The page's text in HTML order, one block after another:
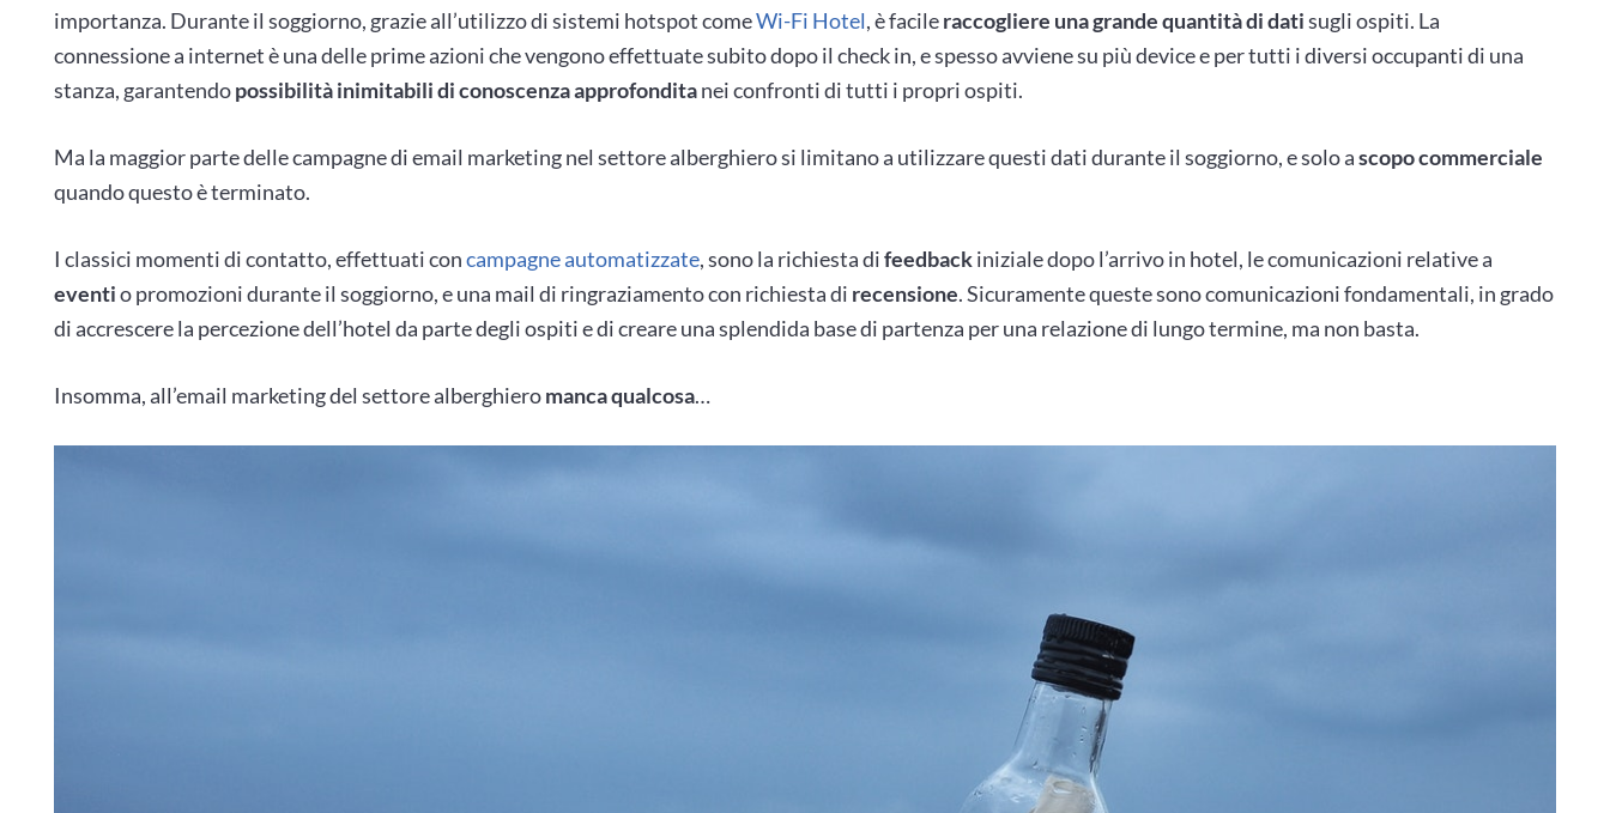
importanza. Durante il soggiorno, grazie all’utilizzo di sistemi hotspot comeWi-Fi Hotel, è facileraccogliere una grande quantità di datisugli ospiti. La
connessione a internet è una delle prime azioni che vengono effettuate subito dopo il check in, e spesso avviene su più device e per tutti i diversi occupanti di una
stanza, garantendopossibilità inimitabili di conoscenza approfonditanei confronti di tutti i propri ospiti.
Ma la maggior parte delle campagne di email marketing nel settore alberghiero si limitano a utilizzare questi dati durante il soggiorno, e solo ascopo commerciale
quando questo è terminato.
I classici momenti di contatto, effettuati concampagne automatizzate, sono la richiesta difeedbackiniziale dopo l’arrivo in hotel, le comunicazioni relative a
eventio promozioni durante il soggiorno, e una mail di ringraziamento con richiesta di recensione. Sicuramente queste sono comunicazioni fondamentali, in grado
di accrescere la percezione dell’hotel da parte degli ospiti e di creare una splendida base di partenza per una relazione di lungo termine, ma non basta.
Insomma, all’email marketing del settore alberghieromanca qualcosa…